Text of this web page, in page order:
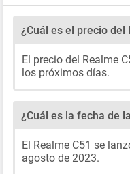
¿Cuál es el precio del
El precio del Realme
los próximos días.
¿Cuál es la fecha de
El Realme C51 se
agosto de 2023.